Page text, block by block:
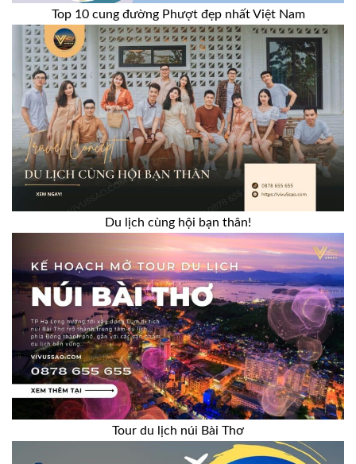
Top 10 cung đường Phượt đẹp nhất Việt Nam
Du lịch cùng hội bạn thân!
Tour du lịch núi Bài Thơ